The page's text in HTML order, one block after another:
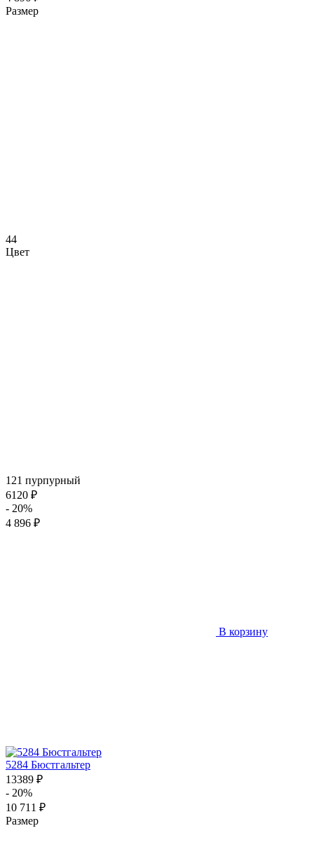
Размер
44
Цвет
121 пурпурный
6120 ₽
- 20%
4 896 ₽
В корзину
5284 Бюстгальтер
13389 ₽
- 20%
10 711 ₽
Размер